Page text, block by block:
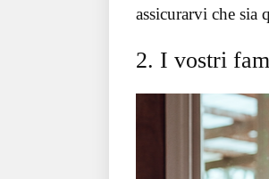
assicurarvi che sia
2. I vostri